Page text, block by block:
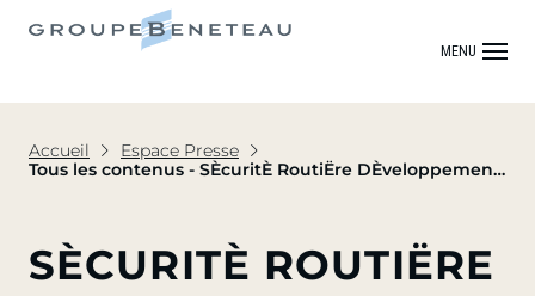
MENU
Accueil
Espace Presse
Tous les contenus - SÈcuritÈ RoutiËre DÈveloppement
SÈCURITÈ ROUTIËRE